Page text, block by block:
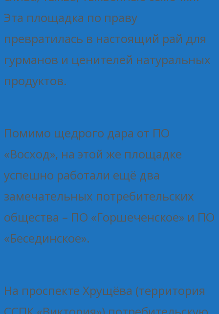
Эта площадка по праву
превратилась в настоящий рай для
гурманов и ценителей натуральных
продуктов.
Помимо щедрого дара от ПО
«Восход», на этой же площадке
успешно работали ещё два
замечательных потребительских
общества – ПО «Горшеченское» и ПО
«Бесединское».
На проспекте Хрущёва (территория